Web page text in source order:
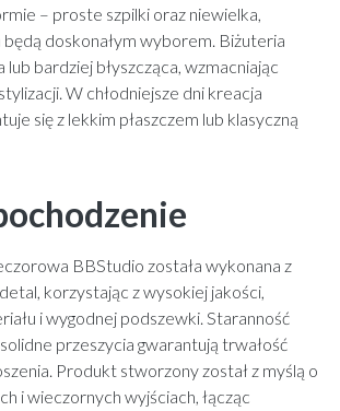
– proste szpilki oraz niewielka,
doskonałym wyborem. Biżuteria
bardziej błyszcząca, wzmacniając
W chłodniejsze dni kreacja
się z lekkim płaszczem lub klasyczną
BBStudio została wykonana z
korzystając z wysokiej jakości,
i wygodnej podszewki. Staranność
przeszycia gwarantują trwałość
Produkt stworzony został z myślą o
i wieczornych wyjściach, łącząc